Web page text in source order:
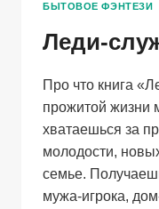
БЫТОВОЕ ФЭНТЕЗИ
Леди-
Про что книга
прожитой жизни
хватаешься за
молодости,
семье.
мужа-игрока,